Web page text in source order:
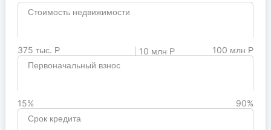
Стоимость недвижимости
375 тыс. Р 10 млн Р
100 млн Р
Первоначальный взнос
15%
90%
Срок кредита